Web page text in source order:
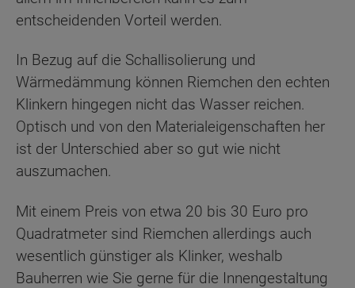
entscheidenden Vorteil werden.
In Bezug auf die Schallisolierung und
Wärmedämmung können Riemchen den echten
Klinkern hingegen nicht das Wasser reichen.
Optisch und von den Materialeigenschaften her
ist der Unterschied aber so gut wie nicht
auszumachen.
Mit einem Preis von etwa 20 bis 30 Euro pro
Quadratmeter sind Riemchen allerdings auch
wesentlich günstiger als Klinker, weshalb
Bauherren wie Sie gerne für die Innengestaltung